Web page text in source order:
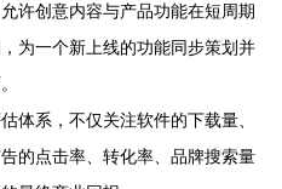
许创意内容与产品功能在短周期
为一个新上线的功能同步策划并
体系，不仅关注软件的下载量、
的点击率、转化率、品牌搜索量